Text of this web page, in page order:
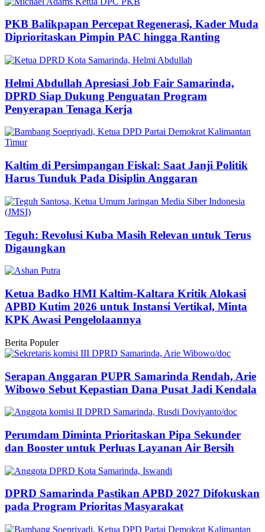
PKB Balikpapan Percepat Regenerasi, Kader Muda
Diprioritaskan Pimpin PAC hingga Ranting
Helmi Abdullah Apresiasi Job Fair Samarinda,
DPRD Siap Dukung Penguatan Program
Penyerapan Tenaga Kerja
Kaltim di Persimpangan Fiskal: Saat Janji Politik
Harus Tunduk Pada Disiplin Anggaran
Teguh: Revolusi Kuba Masih Relevan untuk Terus
Digaungkan
Ketua Badko HMI Kaltim-Kaltara Kritik Alokasi
APBD Kutim 2026 untuk Instansi Vertikal, Minta
KPK Awasi Pengelolaannya
Berita Populer
Serapan Anggaran PUPR Samarinda Rendah, Arie
Wibowo Sebut Kepastian Dana Pusat Jadi Kendala
Perumdam Diminta Prioritaskan Pipa Sekunder
dan Booster untuk Perluas Layanan Air Bersih
DPRD Samarinda Pastikan APBD 2027 Difokuskan
pada Program Prioritas Masyarakat